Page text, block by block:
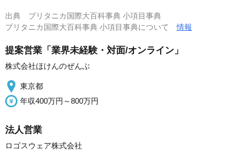
出典 ブリタニカ国際大百科事典 小項目事典
ブリタニカ国際大百科事典 小項目事典について情報
提案営業「業界未経験・対面/オンライン」
株式会社ほけんのぜんぶ
東京都
年収400万円～800万円
法人営業
ロゴスウェア株式会社